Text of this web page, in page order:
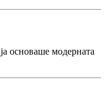
основаше модерната